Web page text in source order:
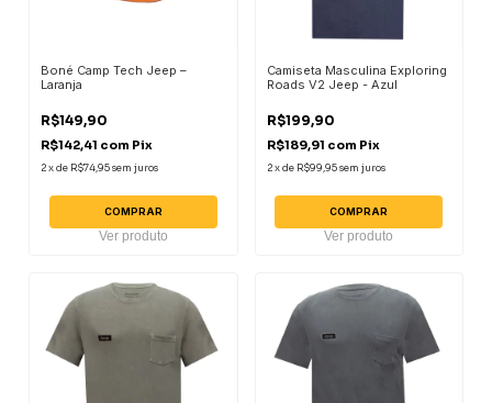
Boné Camp Tech Jeep –
Laranja
R$149,90
R$142,41 com Pix
2xde R$74,95sem juros
COMPRAR
Ver produto
Camiseta Masculina Exploring
Roads V2 Jeep - Azul
R$199,90
R$189,91 com Pix
2 xde R$99,95 sem juros
COMPRAR
Ver produto